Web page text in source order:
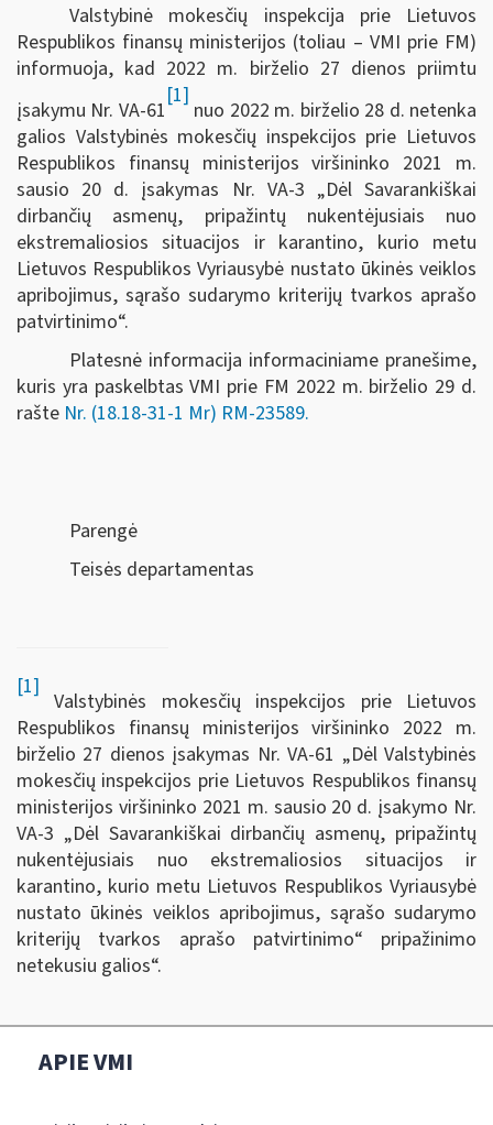
Valstybinė mokesčių inspekcija prie Lietuvos
Respublikos finansų ministerijos (toliau – VMI prie FM)
informuoja, kad 2022 m. birželio 27 dienos priimtu
įsakymu Nr. VA-61
[1]
nuo 2022 m. birželio 28 d. netenka
galios Valstybinės mokesčių inspekcijos prie Lietuvos
Respublikos finansų ministerijos viršininko 2021 m.
sausio 20 d. įsakymas Nr. VA-3 „Dėl Savarankiškai
dirbančių asmenų, pripažintų nukentėjusiais nuo
ekstremaliosios situacijos ir karantino, kurio metu
Lietuvos Respublikos Vyriausybė nustato ūkinės veiklos
apribojimus, sąrašo sudarymo kriterijų tvarkos aprašo
patvirtinimo“.
Platesnė informacija informaciniame pranešime,
kuris yra paskelbtas VMI prie FM 2022 m. birželio 29 d.
rašte Nr. (18.18-31-1 Mr) RM-23589.
Parengė
Teisės departamentas
[1]
Valstybinės mokesčių inspekcijos prie Lietuvos
Respublikos finansų ministerijos viršininko 2022 m.
birželio 27 dienos įsakymas Nr. VA-61 „Dėl Valstybinės
mokesčių inspekcijos prie Lietuvos Respublikos finansų
ministerijos viršininko 2021 m. sausio 20 d. įsakymo Nr.
VA-3 „Dėl Savarankiškai dirbančių asmenų, pripažintų
nukentėjusiais nuo ekstremaliosios situacijos ir
karantino, kurio metu Lietuvos Respublikos Vyriausybė
nustato ūkinės veiklos apribojimus, sąrašo sudarymo
kriterijų tvarkos aprašo patvirtinimo“ pripažinimo
netekusiu galios“.
APIE VMI